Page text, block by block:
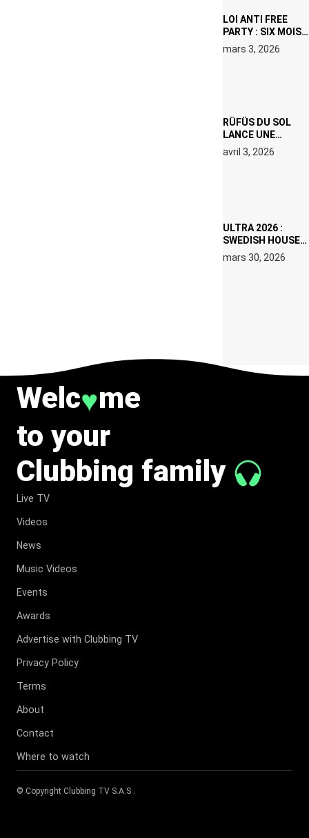
LOI ANTI FREE
PARTY : SIX MOIS
DE PRISON ET 5
000 € D’AMENDE
mars 3, 2026
RÜFÜS DU SOL
LANCE UNE
RÉSIDENCE DJ
SET DE QUATRE
avril 3, 2026
ULTRA 2026 :
SWEDISH HOUSE
MAFIA RETROUVE
ERIC PRYDZ DANS
mars 30, 2026
Welc♥me
to your
Clubbing family
Live TV
Videos
News
Music Videos
Events
Awards
Advertise with Clubbing TV
Privacy Policy
Terms
About
Contact
Where to watch
© Copyright Clubbing TV S.A.S